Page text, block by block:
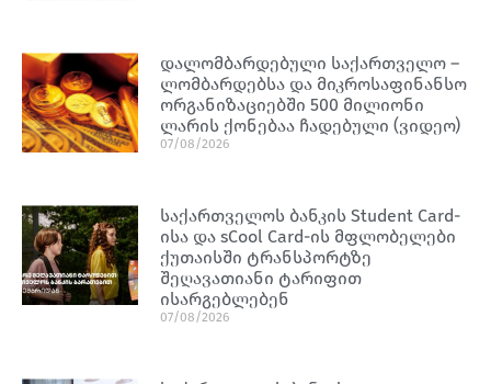
დალომბარდებული საქართველო –
ლომბარდებსა და მიკროსაფინანსო
ორგანიზაციებში 500 მილიონი
ლარის ქონებაა ჩადებული (ვიდეო)
07/08/2026
საქართველოს ბანკის Student Card-
ისა და sCool Card-ის მფლობელები
ქუთაისში ტრანსპორტზე
შეღავათიანი ტარიფით
ისარგებლებენ
07/08/2026